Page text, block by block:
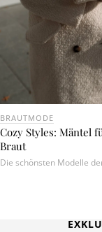
BRAUTMODE
Cozy Styles: Mäntel
Braut
Die schönsten Modelle